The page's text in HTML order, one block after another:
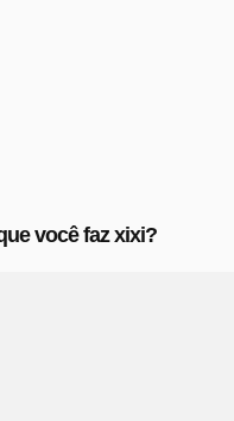
você faz xixi?